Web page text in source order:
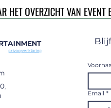
HET OVERZICHT VAN EVENT
Email *
privacyverklaring